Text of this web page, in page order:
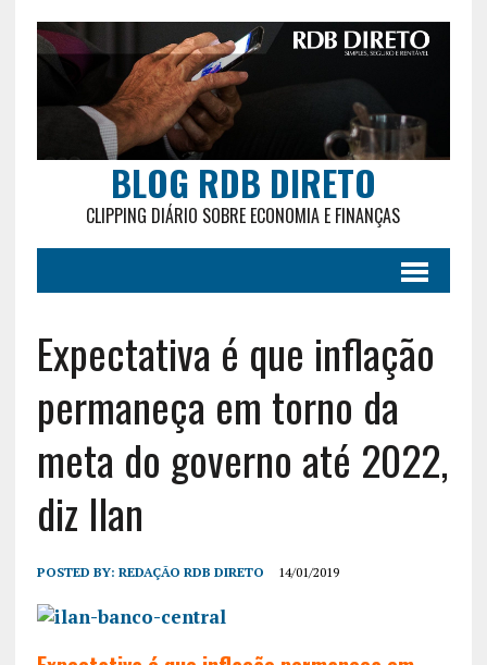
BLOG RDB DIRETO
CLIPPING DIÁRIO SOBRE ECONOMIA E FINANÇAS
Expectativa é que inflação
permaneça em torno da
meta do governo até 2022,
diz Ilan
POSTED BY: REDAÇÃO RDB DIRETO 14/01/2019